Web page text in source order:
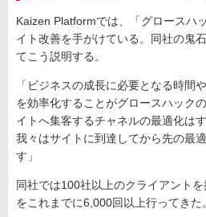
Kaizen Platformでは、「グロースハ
イト改善を手がけている。同社の鬼
てこう説明する。
「ビジネスの成長に必要となる時間
を効率化することがグロースハック
イトへ集客するチャネルの最適化は
我々はサイトに到達してから先の最
す」
同社では100社以上のクライアント
をこれまでに6,000回以上行ってきた。